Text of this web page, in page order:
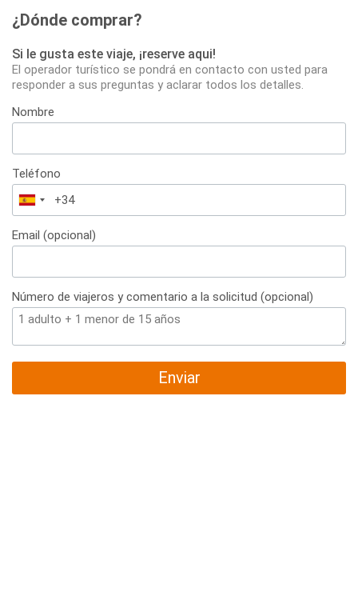
¿Dónde comprar?
Si le gusta este viaje, ¡reserve aqui!
El operador turístico se pondrá en contacto con usted para
responder a sus preguntas y aclarar todos los detalles.
Nombre
Teléfono
España
+34
Email (opcional)
Número de viajeros y comentario a la solicitud (opcional)
Enviar